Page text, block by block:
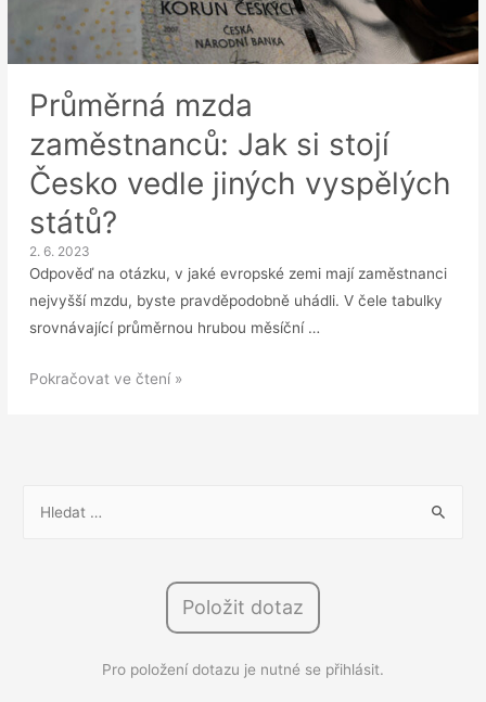
Průměrná mzda
zaměstnanců: Jak si stojí
Česko vedle jiných vyspělých
států?
2. 6. 2023
Odpověď na otázku, v jaké evropské zemi mají zaměstnanci
nejvyšší mzdu, byste pravděpodobně uhádli. V čele tabulky
srovnávající průměrnou hrubou měsíční …
Průměrná
stojí
Pokračovat ve čtení »
Položit dotaz
Pro položení dotazu je nutné se přihlásit.